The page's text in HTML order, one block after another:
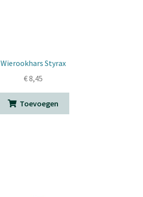
Wierookhars Styrax
€8,45
Toevoegen